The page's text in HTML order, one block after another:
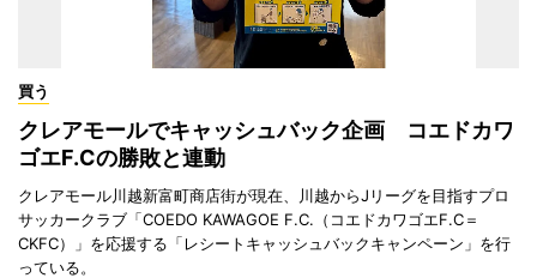
買う
クレアモールでキャッシュバック企画 コエドカワ
ゴエF.Cの勝敗と連動
クレアモール川越新富町商店街が現在、川越からJリーグを目指すプロ
サッカークラブ「COEDO KAWAGOE F.C.（コエドカワゴエF.C＝
CKFC）」を応援する「レシートキャッシュバックキャンペーン」を行
っている。